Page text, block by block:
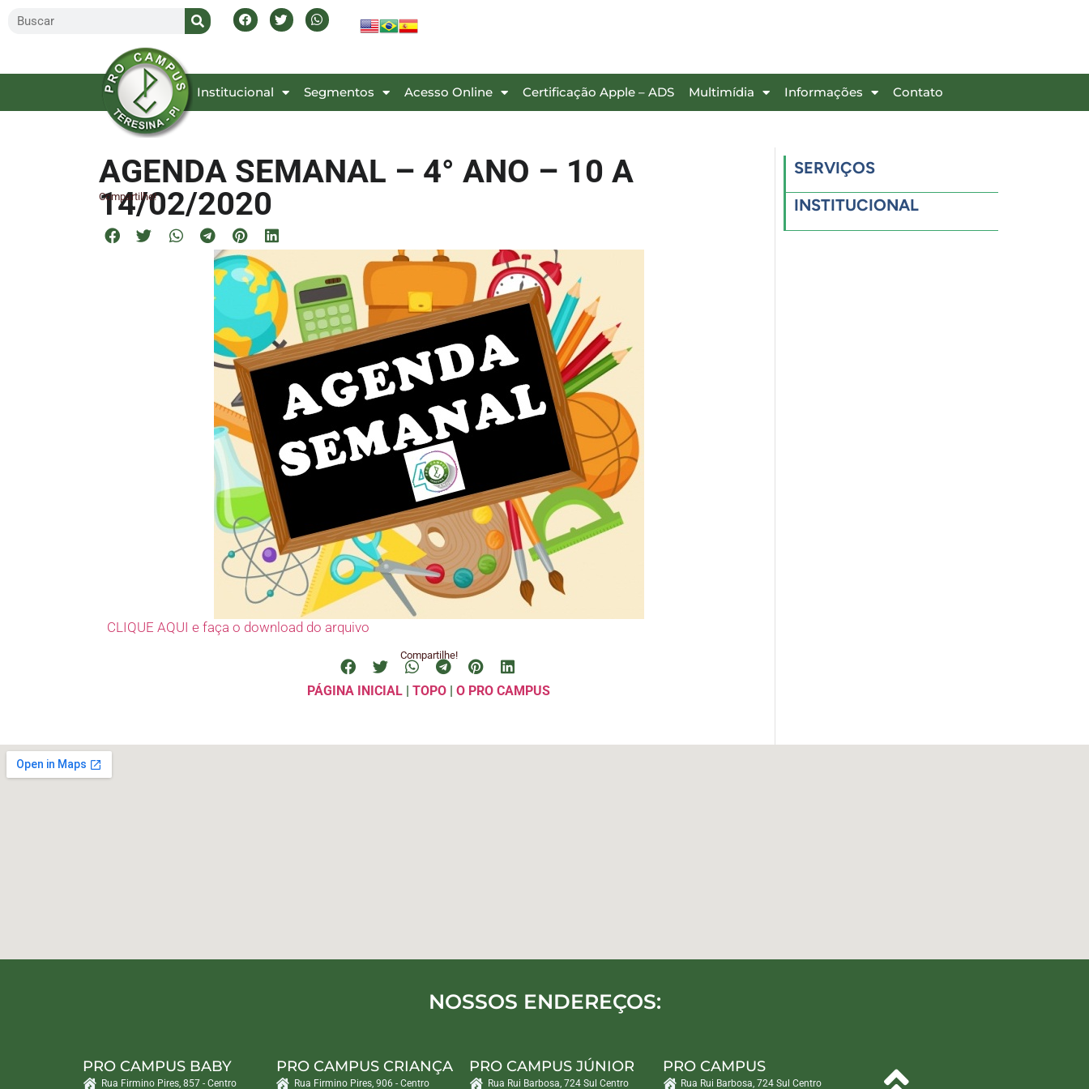
Inicial Institucional Segmentos Acesso Online Certificação Apple – ADS Multimídia Informações Contato
AGENDA SEMANAL – 4° ANO – 10 A
14/02/2020
Compartilhe!
CLIQUE AQUI e faça o download do arquivo
Compartilhe!
PÁGINA INICIAL | TOPO | O PRO CAMPUS
SERVIÇOS
INSTITUCIONAL
NOSSOS ENDEREÇOS:
PRO CAMPUS BABY
Rua Firmino Pires, 857 - Centro
PRO CAMPUS CRIANÇA
Rua Firmino Pires, 906 - Centro
PRO CAMPUS JÚNIOR
Rua Rui Barbosa, 724 Sul Centro
PRO CAMPUS
Rua Rui Barbosa, 724 Sul Centro